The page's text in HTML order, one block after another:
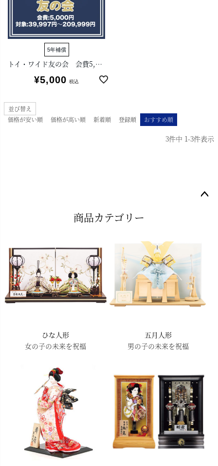
5年補償
トイ・ワイド友の会 会費5,000円
¥5,000 税込
並び替え
価格が安い順
価格が高い順 新着順 登録順 おすすめ順
3件中 1-3件表示
商品カテゴリー
ひな人形
女の子の未来を祝福
五月人形
男の子の未来を祝福